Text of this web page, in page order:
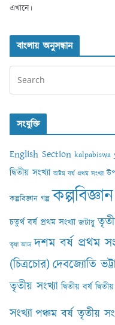
এখানে।
বাংলায় অনুসন্ধান
সংযুক্তি
English Section kalpabiswa
দ্বিতীয় সংখ্যা অষ্টম বর্ষ প্রথম সংখ্যা
কল্পবিজ্ঞান গল্প
চতুর্থ বর্ষ প্রথম সংখ্যা জটায়ু
তৃষা আঢ‍্য দশম বর্ষ প্রথম
(চিত্রচোর)দেবজ্যোতি
তৃতীয় সংখ্যা দ্বিতীয় বর্ষ
সংখ্যাপঞ্চম বর্ষ তৃতীয়